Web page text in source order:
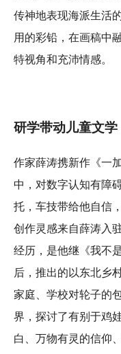
传神地表现海派生活
用的彩铅，在画稿中
特视角和充沛情感。
研学带动儿童文学
作家薛涛携新作《一
中，对数字认知有障
托，车技带给他自信
创作灵感来自薛涛入
经历，是他继《我不
后，推出的以东北乡
家庭、学校对轮子的
界，探讨了有别于鸡
白、万物有灵的信仰